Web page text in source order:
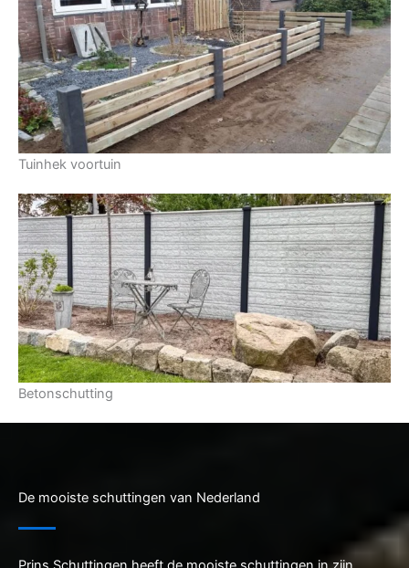
Tuinhek voortuin
Betonschutting
De mooiste schuttingen van Nederland